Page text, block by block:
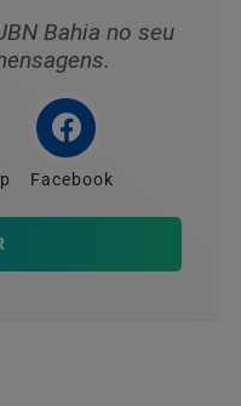
Bahia no seu
Facebook